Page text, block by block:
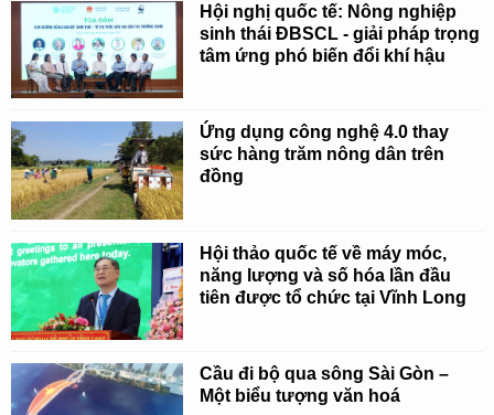
Hội nghị quốc tế: Nông nghiệp
sinh thái ĐBSCL - giải pháp trọng
tâm ứng phó biến đổi khí hậu
Ứng dụng công nghệ 4.0 thay
sức hàng trăm nông dân trên
đồng
Hội thảo quốc tế về máy móc,
năng lượng và số hóa lần đầu
tiên được tổ chức tại Vĩnh Long
Cầu đi bộ qua sông Sài Gòn –
Một biểu tượng văn hoá